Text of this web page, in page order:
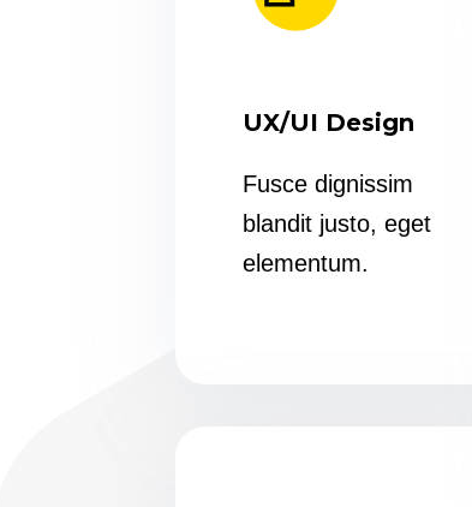
UX/UI Design
Fusce dignissim
blandit justo, eget
elementum.